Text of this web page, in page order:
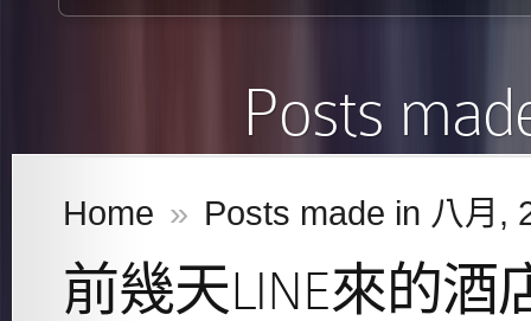
Posts
Home » Posts made in 八月,
前幾天LINE來的酒